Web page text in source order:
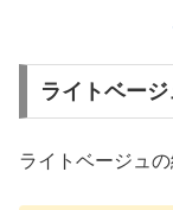
ライトベー
ライトベージュ